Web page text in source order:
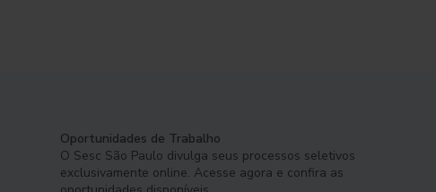
Oportunidades de Trabalho
O Sesc São Paulo divulga seus processos seletivos
exclusivamente online. Acesse agora e confira as